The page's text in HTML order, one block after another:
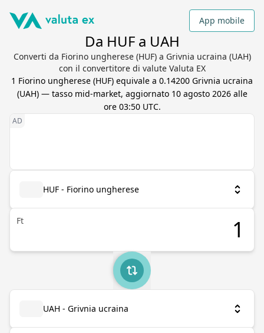
App mobile
Da HUF a UAH
Converti da Fiorino ungherese (HUF) a Grivnia ucraina (UAH)
con il convertitore di valute Valuta EX
1 Fiorino ungherese (HUF) equivale a 0.14200 Grivnia ucraina
(UAH) — tasso mid-market, aggiornato 10 agosto 2026 alle
ore 03:50 UTC.
HUF - Fiorino ungherese
Ft
UAH - Grivnia ucraina